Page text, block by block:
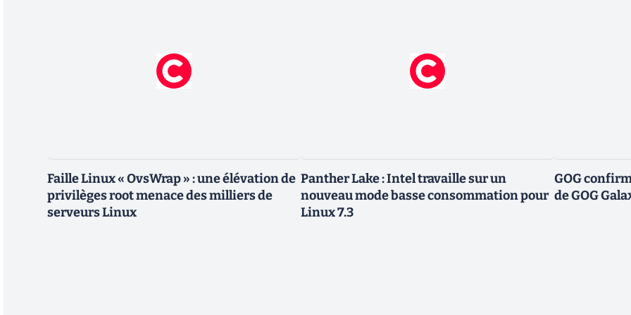
Faille Linux « OvsWrap » : une élévation de
privilèges root menace des milliers de
serveurs Linux
Panther Lake : Intel travaille sur un
nouveau mode basse consommation pour
Linux 7.3
GOG
de GOG